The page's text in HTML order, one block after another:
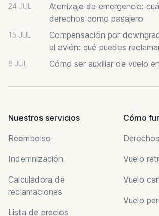
24 JUL
Aterrizaje de emergencia:
derechos como pasajero
15 JUL
Compensación por
el avión: qué puedes
9 JUL Cómo ser auxiliar de vuelo
Nuestros servicios
Reembolso
Indemnización
Calculadora de
reclamaciones
Lista de precios
Cómo
Vuelo
Vuelo
Vuelo